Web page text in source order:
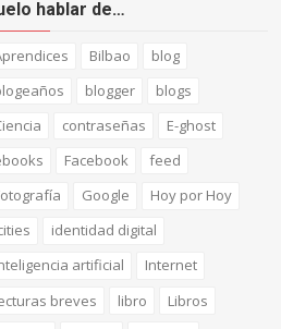
hablar de…
Bilbao
blog
blogger
blogs
contraseñas
E-ghost
Facebook
feed
Google
Hoy por Hoy
identidad digital
artificial
Internet
breves
libro
Libros